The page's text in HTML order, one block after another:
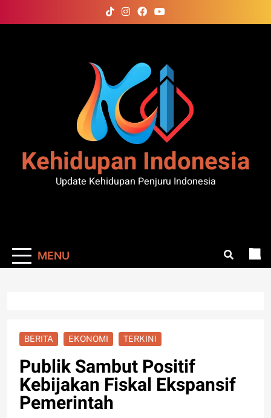
to
Kehidupan Indonesia
Update Kehidupan Penjuru Indonesia
MENU
BERITA EKONOMI TERKINI
Publik Sambut Positif
Kebijakan Fiskal Ekspansif
Pemerintah